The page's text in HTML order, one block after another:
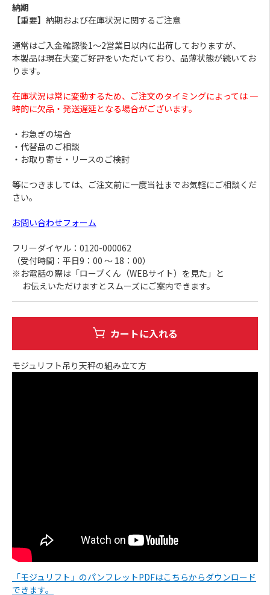
納期
【重要】納期および在庫状況に関するご注意
通常はご入金確認後1～2営業日以内に出荷しておりますが、
本製品は現在大変ご好評をいただいており、品薄状態が続いてお
ります。
在庫状況は常に変動するため、ご注文のタイミングによっては 一
時的に欠品・発送遅延となる場合がございます。
・お急ぎの場合
・代替品のご相談
・お取り寄せ・リースのご検討
等につきましては、ご注文前に一度当社までお気軽にご相談くだ
さい。
お問い合わせフォーム
フリーダイヤル：0120-000062
（受付時間：平日9：00 ～ 18：00）
※お電話の際は「ロープくん（WEBサイト）を見た」と
お伝えいただけますとスムーズにご案内できます。
カートに入れる
モジュリフト吊り天秤の組み立て方
「モジュリフト」のパンフレットPDFはこちらからダウンロード
できます。